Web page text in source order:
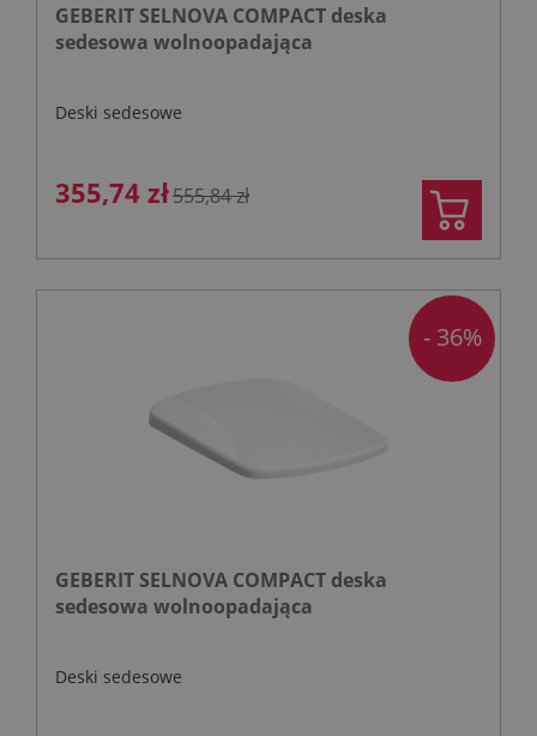
GEBERIT SELNOVA COMPACT deska
sedesowa wolnoopadająca
Deski sedesowe
355,74 zł555,84 zł
GEBERIT SELNOVA COMPACT deska
sedesowa wolnoopadająca
Deski sedesowe
- 36%